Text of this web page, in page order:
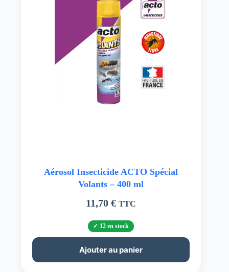
Aérosol Insecticide ACTO Spécial
Volants – 400 ml
11,70€ TTC
12 en stock
Ajouter au panier